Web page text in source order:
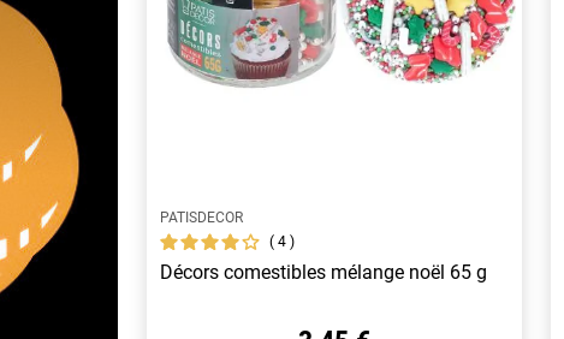
PATISDECOR
4
Décors comestibles mélange noël 65 g